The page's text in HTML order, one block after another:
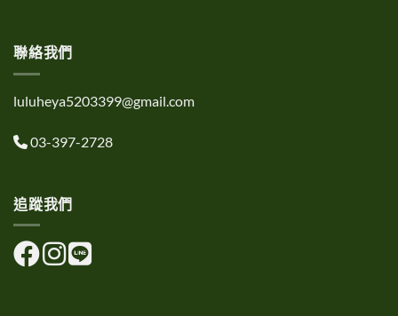
聯絡我們
luluheya5203399@gmail.com
03-397-2728
追蹤我們